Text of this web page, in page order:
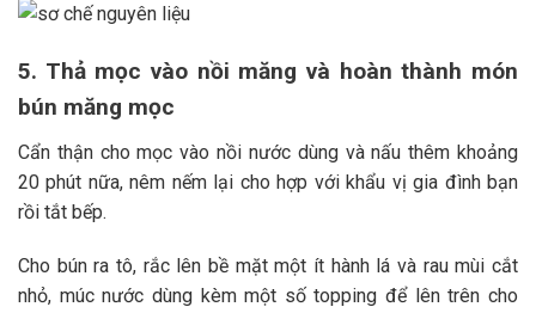
5. Thả mọc vào nồi măng và hoàn thành món
bún măng mọc
Cẩn thận cho mọc vào nồi nước dùng và nấu thêm khoảng
20 phút nữa, nêm nếm lại cho hợp với khẩu vị gia đình bạn
rồi tắt bếp.
Cho bún ra tô, rắc lên bề mặt một ít hành lá và rau mùi cắt
nhỏ, múc nước dùng kèm một số topping để lên trên cho